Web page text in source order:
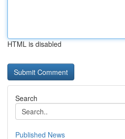
HTML is disabled
Search
Published News